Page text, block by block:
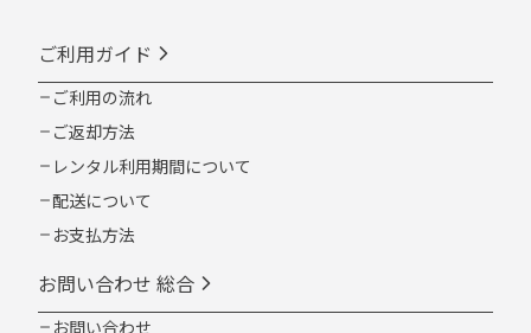
ご利用ガイド
ご利用の流れ
ご返却方法
レンタル利用期間について
配送について
お支払方法
お問い合わせ 総合
お問い合わせ